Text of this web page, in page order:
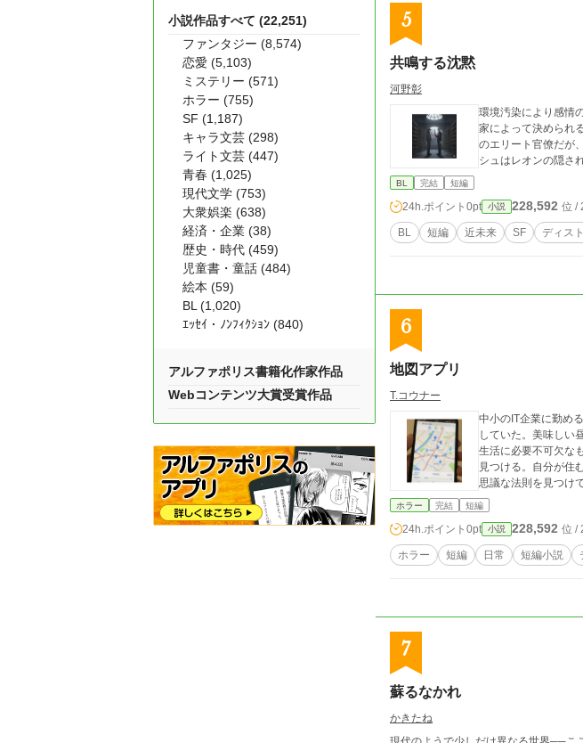
5
共鳴する沈黙
河野彰
環境汚染により感情
家によって決められ
のエリート官僚だが
シュはレオンの隠さ
BL 完結 短編
24h.ポイント 0pt 小説 228,592 位 /
BL 短編 近未来 SF ディス
6
地図アプリ
T.コウナー
中小のIT企業に勤め
していた。美味しい
生活に必要不可欠な
見つける。自分が住
思議な法則を見つけ
ホラー 完結 短編
24h.ポイント 0pt 小説 228,592 位 /
ホラー 短編 日常 短編小説
7
蘇るなかれ
かきたね
小説作品すべて (22,251)
ファンタジー (8,574)
恋愛 (5,103)
ミステリー (571)
ホラー (755)
SF (1,187)
キャラ文芸 (298)
ライト文芸 (447)
青春 (1,025)
現代文学 (753)
大衆娯楽 (638)
経済・企業 (38)
歴史・時代 (459)
児童書・童話 (484)
絵本 (59)
BL (1,020)
ｴｯｾｲ・ﾉﾝﾌｨｸｼｮﾝ (840)
アルファポリス書籍化作家作品
Webコンテンツ大賞受賞作品